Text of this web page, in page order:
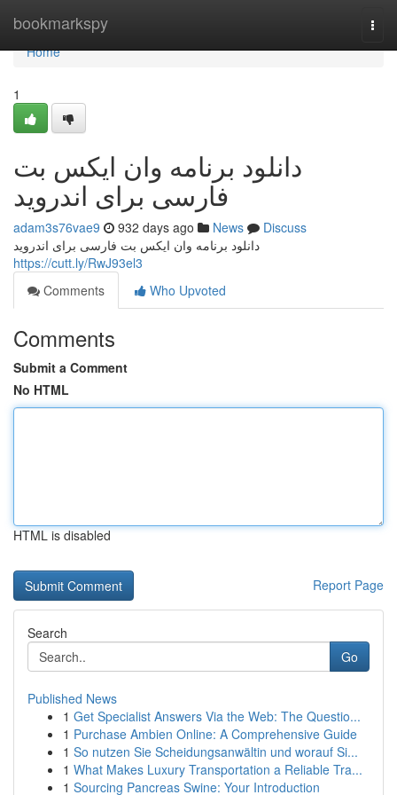
bookmarkspy
Home
Home
1
دانلود برنامه وان ایکس بت
فارسی برای اندروید
adam3s76vae9 932 days ago News
Discuss
دانلود برنامه وان ایکس بت فارسی برای اندروید
https://cutt.ly/RwJ93el3
Comments
Who Upvoted
Comments
Submit a Comment
No HTML
HTML is disabled
Report Page
Search
Go
Published News
1 Get Specialist Answers Via the Web: The Questio...
1 Purchase Ambien Online: A Comprehensive Guide
1 So nutzen Sie Scheidungsanwältin und worauf Si...
1 What Makes Luxury Transportation a Reliable Tra...
1 Sourcing Pancreas Swine: Your Introduction